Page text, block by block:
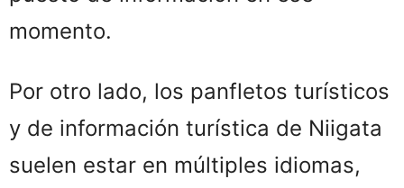
momento.
Por otro lado, los panfletos turísticos
y de información turística de Niigata
suelen estar en múltiples idiomas,